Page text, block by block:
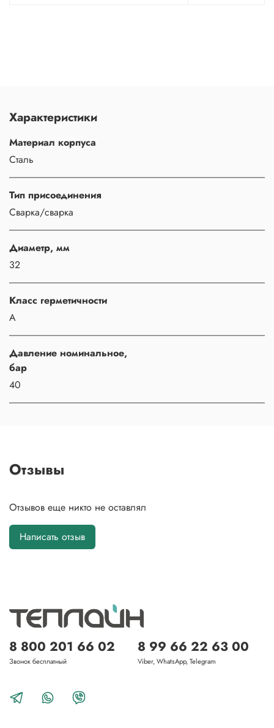
Характеристики
Материал корпуса
Сталь
Тип присоединения
Сварка/сварка
Диаметр, мм
32
Класс герметичности
A
Давление номинальное,
бар
40
Отзывы
Отзывов еще никто не оставлял
Написать отзыв
8 800 201 66 02
Звонок бесплатный
8 99 66 22 63 00
Viber, WhatsApp, Telegram